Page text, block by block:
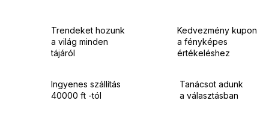
Trendeket hozunk
a világ minden
tájáról
Kedvezmény kupon
a fényképes
értékeléshez
Ingyenes szállítás
40000 ft -tól
Tanácsot adunk
a választásban